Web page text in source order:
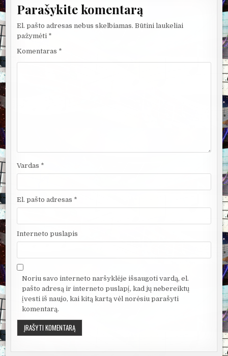
Parašykite komentarą
El. pašto adresas nebus skelbiamas. Būtini laukeliai
pažymėti *
Komentaras *
Vardas *
El. pašto adresas *
Interneto puslapis
Noriu savo interneto naršyklėje išsaugoti vardą, el.
pašto adresą ir interneto puslapį, kad jų nebereiktų
įvesti iš naujo, kai kitą kartą vėl norėsiu parašyti
komentarą.